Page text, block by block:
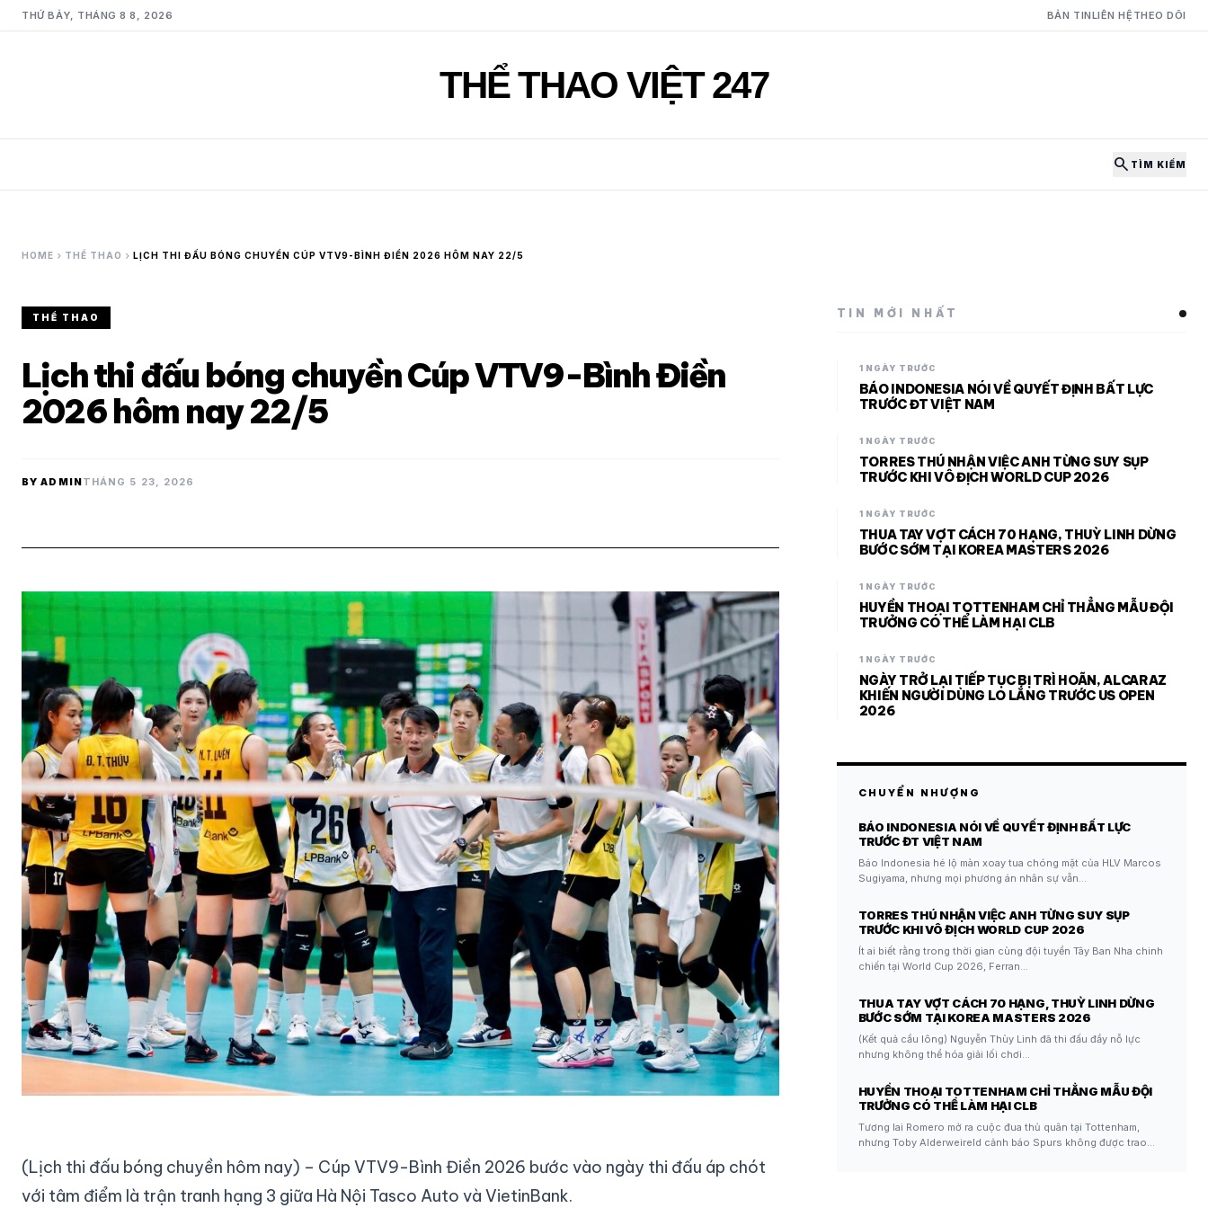
THỨ BẢY, THÁNG 8 8, 2026 BẢN TINLIÊN HỆ THEO DÕI
THỂ THAO VIỆT 247
search TÌM KIẾM
HOME chevron_right THỂ THAO chevron_right LỊCH THI ĐẤU BÓNG CHUYỀN CÚP VTV9-BÌNH ĐIỀN 2026 HÔM NAY 22/5
THỂ THAO
Lịch thi đấu bóng chuyền Cúp VTV9-Bình Điền
2026 hôm nay 22/5
BY ADMINTHÁNG 5 23, 2026
(Lịch thi đấu bóng chuyền hôm nay) – Cúp VTV9-Bình Điền 2026 bước vào ngày thi đấu áp chót
với tâm điểm là trận tranh hạng 3 giữa Hà Nội Tasco Auto và VietinBank.
TIN MỚI NHẤT
1 NGÀY TRƯỚC
BÁO INDONESIA NÓI VỀ QUYẾT ĐỊNH BẤT LỰC
TRƯỚC ĐT VIỆT NAM
1 NGÀY TRƯỚC
TORRES THÚ NHẬN VIỆC ANH TỪNG SUY SỤP
TRƯỚC KHI VÔ ĐỊCH WORLD CUP 2026
1 NGÀY TRƯỚC
THUA TAY VỢT CÁCH 70 HẠNG, THUỲ LINH DỪNG
BƯỚC SỚM TẠI KOREA MASTERS 2026
1 NGÀY TRƯỚC
HUYỀN THOẠI TOTTENHAM CHỈ THẲNG MẪU ĐỘI
TRƯỞNG CÓ THỂ LÀM HẠI CLB
1 NGÀY TRƯỚC
NGÀY TRỞ LẠI TIẾP TỤC BỊ TRÌ HOÃN, ALCARAZ
KHIẾN NGƯỜI DÙNG LO LẮNG TRƯỚC US OPEN
2026
CHUYỂN NHƯỢNG
BÁO INDONESIA NÓI VỀ QUYẾT ĐỊNH BẤT LỰC
TRƯỚC ĐT VIỆT NAM
Báo Indonesia hé lộ màn xoay tua chóng mặt của HLV Marcos
Sugiyama, nhưng mọi phương án nhân sự vẫn…
TORRES THÚ NHẬN VIỆC ANH TỪNG SUY SỤP
TRƯỚC KHI VÔ ĐỊCH WORLD CUP 2026
Ít ai biết rằng trong thời gian cùng đội tuyển Tây Ban Nha chinh
chiến tại World Cup 2026, Ferran…
THUA TAY VỢT CÁCH 70 HẠNG, THUỲ LINH DỪNG
BƯỚC SỚM TẠI KOREA MASTERS 2026
(Kết quả cầu lông) Nguyễn Thùy Linh đã thi đấu đầy nỗ lực
nhưng không thể hóa giải lối chơi…
HUYỀN THOẠI TOTTENHAM CHỈ THẲNG MẪU ĐỘI
TRƯỞNG CÓ THỂ LÀM HẠI CLB
Tương lai Romero mở ra cuộc đua thủ quân tại Tottenham,
nhưng Toby Alderweireld cảnh báo Spurs không được trao…